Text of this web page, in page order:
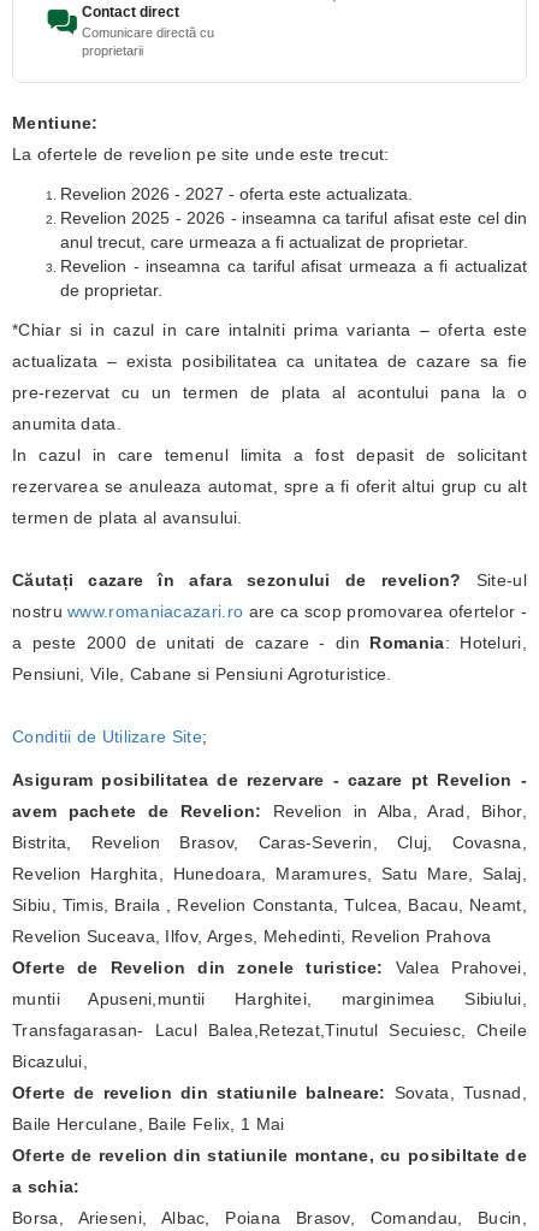
Contact direct
Comunicare directă cu
proprietarii
Mentiune:
La ofertele de revelion pe site unde este trecut:
Revelion 2026 - 2027 - oferta este actualizata.
Revelion 2025 - 2026 - inseamna ca tariful afisat este cel din
anul trecut, care urmeaza a fi actualizat de proprietar.
Revelion - inseamna ca tariful afisat urmeaza a fi actualizat
de proprietar.
*Chiar si in cazul in care intalniti prima varianta – oferta este
actualizata – exista posibilitatea ca unitatea de cazare sa fie
pre-rezervat cu un termen de plata al acontului pana la o
anumita data.
In cazul in care temenul limita a fost depasit de solicitant
rezervarea se anuleaza automat, spre a fi oferit altui grup cu alt
termen de plata al avansului.
Căutați cazare în afara sezonului de revelion? Site-ul
nostruwww.romaniacazari.ro are ca scop promovarea ofertelor -
a peste 2000 de unitati de cazare - din Romania: Hoteluri,
Pensiuni, Vile, Cabane si Pensiuni Agroturistice.
Conditii de Utilizare Site;
Asiguram posibilitatea de rezervare - cazare pt Revelion -
avem pachete de Revelion: Revelion in Alba, Arad, Bihor,
Bistrita, Revelion Brasov, Caras-Severin, Cluj, Covasna,
Revelion Harghita, Hunedoara, Maramures, Satu Mare, Salaj,
Sibiu, Timis, Braila , Revelion Constanta, Tulcea, Bacau, Neamt,
Revelion Suceava, Ilfov, Arges, Mehedinti, Revelion Prahova
Oferte de Revelion din zonele turistice: Valea Prahovei,
muntii Apuseni,muntii Harghitei, marginimea Sibiului,
Transfagarasan- Lacul Balea,Retezat,Tinutul Secuiesc, Cheile
Bicazului,
Oferte de revelion din statiunile balneare: Sovata, Tusnad,
Baile Herculane, Baile Felix, 1 Mai
Oferte de revelion din statiunile montane, cu posibiltate de
a schia:
Borsa, Arieseni, Albac, Poiana Brasov, Comandau, Bucin,